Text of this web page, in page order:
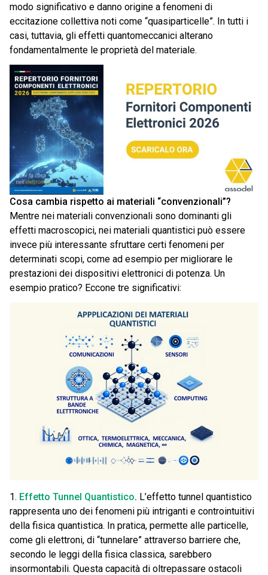
modo significativo e danno origine a fenomeni di
eccitazione collettiva noti come “quasiparticelle”. In tutti i
casi, tuttavia, gli effetti quantomeccanici alterano
fondamentalmente le proprietà del materiale.
Cosa cambia rispetto ai materiali “convenzionali”?
Mentre nei materiali convenzionali sono dominanti gli
effetti macroscopici, nei materiali quantistici può essere
invece più interessante sfruttare certi fenomeni per
determinati scopi, come ad esempio per migliorare le
prestazioni dei dispositivi elettronici di potenza. Un
esempio pratico? Eccone tre significativi:
1. Effetto Tunnel Quantistico. L’effetto tunnel quantistico
rappresenta uno dei fenomeni più intriganti e controintuitivi
della fisica quantistica. In pratica, permette alle particelle,
come gli elettroni, di “tunnelare” attraverso barriere che,
secondo le leggi della fisica classica, sarebbero
insormontabili. Questa capacità di oltrepassare ostacoli